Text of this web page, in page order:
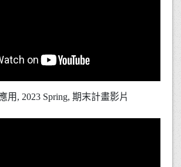
用, 2023 Spring, 期末計畫影片